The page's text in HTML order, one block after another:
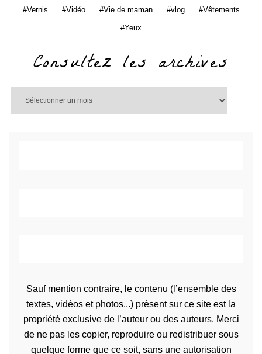
Vernis Vidéo Vie de maman vlog Vêtements
Yeux
Consultez les archives
Sauf mention contraire, le contenu (l’ensemble des
textes, vidéos et photos...) présent sur ce site est la
propriété exclusive de l’auteur ou des auteurs. Merci
de ne pas les copier, reproduire ou redistribuer sous
quelque forme que ce soit, sans une autorisation